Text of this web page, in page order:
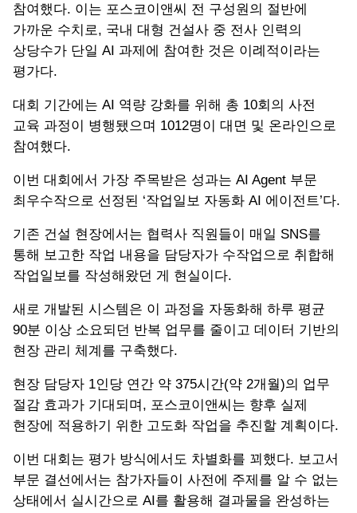
참여했다. 이는 포스코이앤씨 전 구성원의 절반에
가까운 수치로, 국내 대형 건설사 중 전사 인력의
상당수가 단일 AI 과제에 참여한 것은 이례적이라는
평가다.
대회 기간에는 AI 역량 강화를 위해 총 10회의 사전
교육 과정이 병행됐으며 1012명이 대면 및 온라인으로
참여했다.
이번 대회에서 가장 주목받은 성과는 AI Agent 부문
최우수작으로 선정된 ‘작업일보 자동화 AI 에이전트’다.
기존 건설 현장에서는 협력사 직원들이 매일 SNS를
통해 보고한 작업 내용을 담당자가 수작업으로 취합해
작업일보를 작성해왔던 게 현실이다.
새로 개발된 시스템은 이 과정을 자동화해 하루 평균
90분 이상 소요되던 반복 업무를 줄이고 데이터 기반의
현장 관리 체계를 구축했다.
현장 담당자 1인당 연간 약 375시간(약 2개월)의 업무
절감 효과가 기대되며, 포스코이앤씨는 향후 실제
현장에 적용하기 위한 고도화 작업을 추진할 계획이다.
이번 대회는 평가 방식에서도 차별화를 꾀했다. 보고서
부문 결선에서는 참가자들이 사전에 주제를 알 수 없는
상태에서 실시간으로 AI를 활용해 결과물을 완성하는